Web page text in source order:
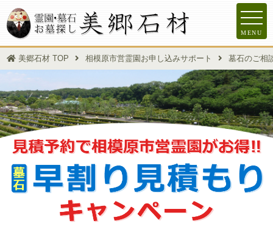
MENU
美郷石材 TOP 相模原市営霊園お申し込みサポート 墓石のご相